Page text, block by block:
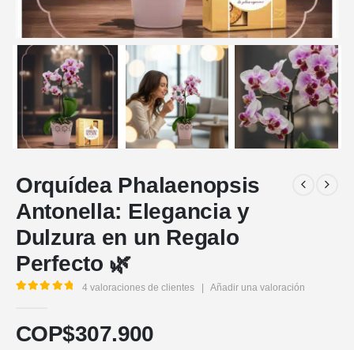
Orquídea Phalaenopsis
Antonella: Elegancia y
Dulzura en un Regalo
Perfecto 🌿
4 valoraciones de clientes | Añadir una valoración
COP$307.900